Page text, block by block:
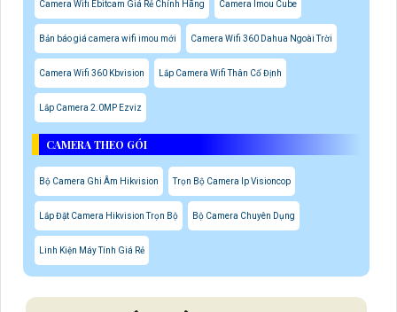
Camera Wifi Ebitcam Giá Rẻ Chính Hãng Camera Imou Cube
Bản báo giá camera wifi imou mới Camera Wifi 360 Dahua Ngoài Trời
Camera Wifi 360 Kbvision Lắp Camera Wifi Thân Cố Định
Lắp Camera 2.0MP Ezviz
CAMERA THEO GÓI
Bộ Camera Ghi Âm Hikvision Trọn Bộ Camera Ip Visioncop
Lắp Đặt Camera Hikvision Trọn Bộ Bộ Camera Chuyên Dụng
Linh Kiện Máy Tính Giá Rẻ